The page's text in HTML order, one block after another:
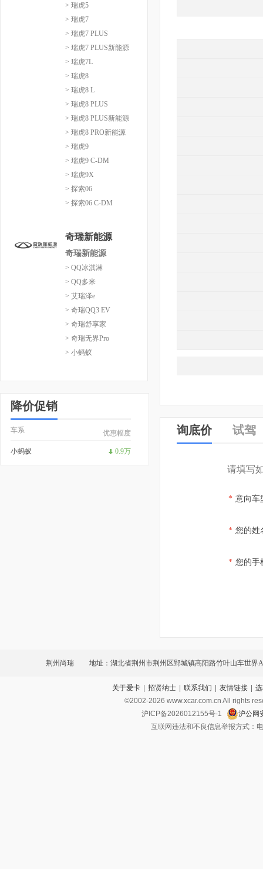
> 瑞虎5
> 瑞虎7
> 瑞虎7 PLUS
> 瑞虎7 PLUS新能源
> 瑞虎7L
> 瑞虎8
> 瑞虎8 L
> 瑞虎8 PLUS
> 瑞虎8 PLUS新能源
> 瑞虎8 PRO新能源
> 瑞虎9
> 瑞虎9 C-DM
> 瑞虎9X
> 探索06
> 探索06 C-DM
奇瑞新能源
奇瑞新能源
> QQ冰淇淋
> QQ多米
> 艾瑞泽e
> 奇瑞QQ3 EV
> 奇瑞舒享家
> 奇瑞无界Pro
> 小蚂蚁
降价促销
车系 优惠幅度
小蚂蚁 0.9万
询底价 试驾
请填写
* 意向车
* 您的姓
* 您的手
荆州尚瑞 地址：湖北省荆州市荆州区郢城镇高阳路竹叶山车世界
关于爱卡 | 招贤纳士 | 联系我们 | 友情链接 |
©2002-2026 www.xcar.com.cn All rights
沪ICP备2026012155号-1
沪公网
互联网违法和不良信息举报方式：